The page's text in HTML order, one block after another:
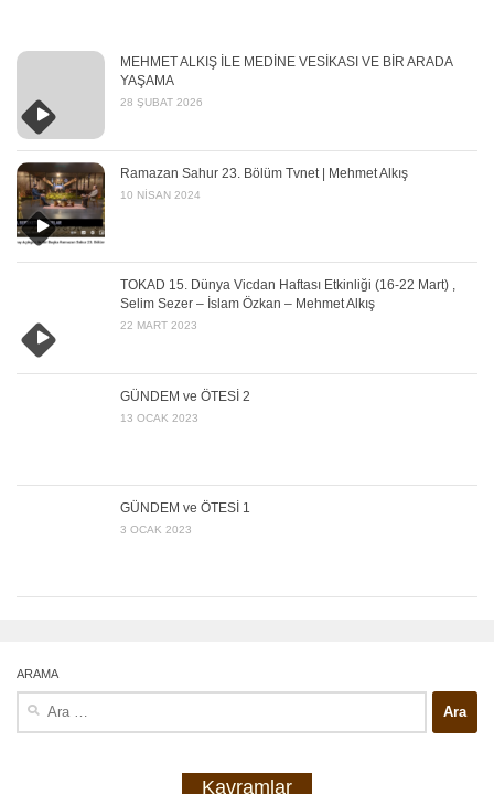
MEHMET ALKIŞ İLE MEDİNE VESİKASI VE BİR ARADA
YAŞAMA
28 ŞUBAT 2026
Ramazan Sahur 23. Bölüm Tvnet | Mehmet Alkış
10 NISAN 2024
TOKAD 15. Dünya Vicdan Haftası Etkinliği (16-22 Mart) ,
Selim Sezer – İslam Özkan – Mehmet Alkış
22 MART 2023
GÜNDEM ve ÖTESİ 2
13 OCAK 2023
GÜNDEM ve ÖTESİ 1
3 OCAK 2023
ARAMA
Kavramlar